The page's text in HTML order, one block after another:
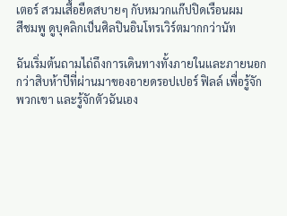
เตอร์ สวมเสื้อยืดสบายๆ กับหมวกแก๊ปปิดเรือนผม
สีชมพู ดูบุคลิกเป็นศิลปินอินโทรเวิร์ตมากกว่านัท
ฉันเริ่มต้นถามไถ่ถึงการเดินทางทั้งภายในและภายนอก
กว่าสิบห้าปีที่ผ่านมาของอายดรอปเปอร์ ฟิลล์ เพื่อรู้จัก
พวกเขา และรู้จักตัวฉันเอง